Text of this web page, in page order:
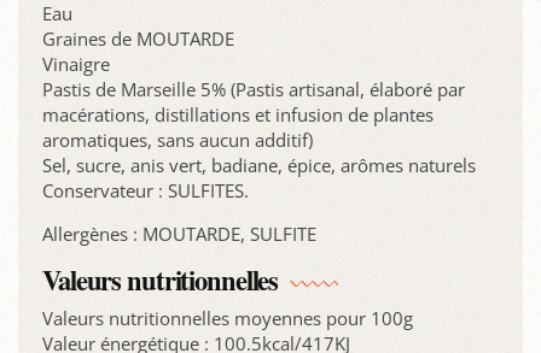
Eau
Graines de MOUTARDE
Vinaigre
Pastis de Marseille 5% (Pastis artisanal, élaboré par
macérations, distillations et infusion de plantes
aromatiques, sans aucun additif)
Sel, sucre, anis vert, badiane, épice, arômes naturels
Conservateur : SULFITES.
Allergènes : MOUTARDE, SULFITE
Valeurs nutritionnelles
Valeurs nutritionnelles moyennes pour 100g
Valeur énergétique : 100.5kcal/417KJ